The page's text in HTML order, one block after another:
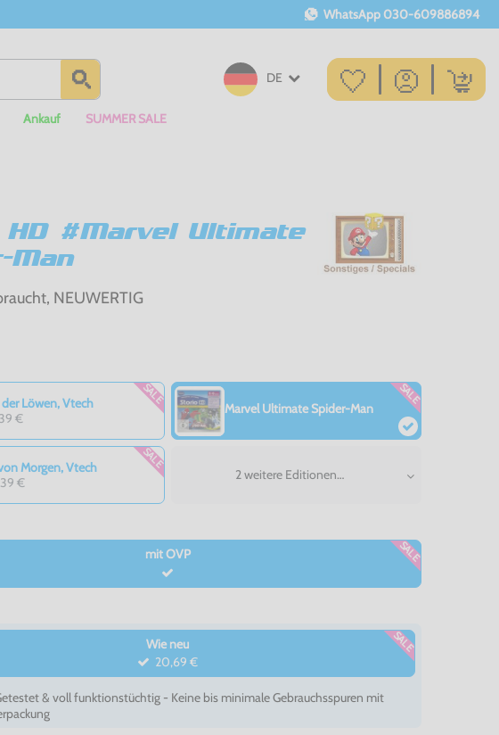
WhatsApp 030-609886894
DE
Ankauf SUMMER SALE
HD #Marvel Ultimate
Man
NEUWERTIG
der Löwen, Vtech
€
SALE
Marvel Ultimate Spider-Man
SALE
Morgen, Vtech
€
SALE
2 weitere Editionen…
mit OVP SALE
Wie neu
20,69 €
SALE
& voll funktionstüchtig - Keine bis minimale Gebrauchsspuren mit